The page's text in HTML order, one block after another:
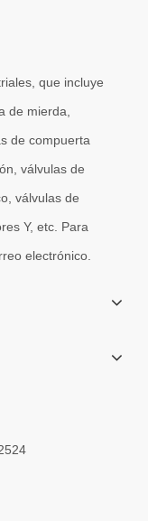
temperatura, los
que incluye
de mierda,
de compuerta
válvulas de
válvulas de
Y, etc. Para
electrónico.